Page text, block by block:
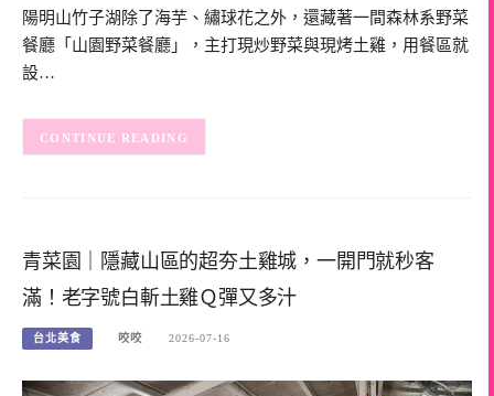
陽明山竹子湖除了海芋、繡球花之外，還藏著一間森林系野菜
餐廳「山園野菜餐廳」，主打現炒野菜與現烤土雞，用餐區就
設…
CONTINUE READING
青菜園｜隱藏山區的超夯土雞城，一開門就秒客
滿！老字號白斬土雞Ｑ彈又多汁
台北美食 咬咬 2026-07-16